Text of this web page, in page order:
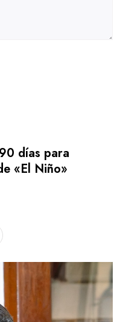
días para
«El Niño»